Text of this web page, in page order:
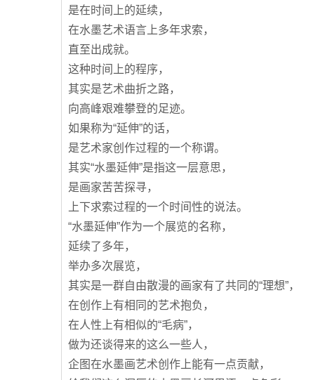
是在时间上的延续，
在水墨艺术语言上多年求索，
直至出成就。
这种时间上的程序，
其实是艺术曲折之路，
向高峰艰难攀登的足迹。
如果称为“延伸”的话，
是艺术家创作过程的一个称谓。
其实“水墨延伸”是指这一层意思，
是画家苦苦探寻，
上下求索过程的一个时间性的说法。
“水墨延伸”作为一个展览的名称，
延续了多年，
举办多次展览，
其实是一群自由散漫的画家有了共同的“理想”，
在创作上有相同的艺术抱负，
在人性上有相似的“毛病”，
做为还谈得来的这么一些人，
企图在水墨画艺术创作上能有一点贡献，